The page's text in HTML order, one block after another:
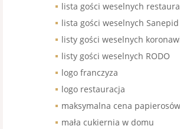
lista gości weselnych
lista gości weselnych Sanepid
listy gości weselnych
listy gości weselnych RODO
logo franczyza
logo restauracja
maksymalna cena papierosów
mała cukiernia w domu